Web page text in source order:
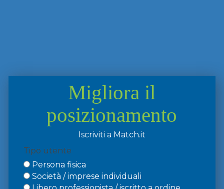
Migliora il
posizionamento
Iscriviti a Match.it
Tipo utente
Persona fisica
Società / imprese individuali